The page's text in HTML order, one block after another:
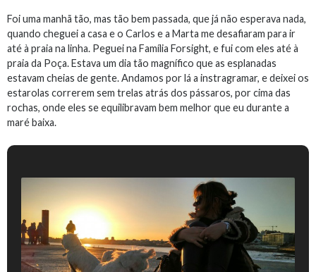
Foi uma manhã tão, mas tão bem passada, que já não esperava nada,
quando cheguei a casa e o Carlos e a Marta me desafiaram para ir
até à praia na linha. Peguei na Família Forsight, e fui com eles até à
praia da Poça. Estava um dia tão magnífico que as esplanadas
estavam cheias de gente. Andamos por lá a instragramar, e deixei os
estarolas correrem sem trelas atrás dos pássaros, por cima das
rochas, onde eles se equilibravam bem melhor que eu durante a
maré baixa.